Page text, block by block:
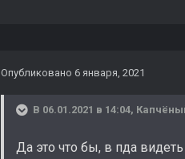
Опубликовано 6 января, 2021
В 06.01.2021 в 14:04,
Да это что бы, в пда